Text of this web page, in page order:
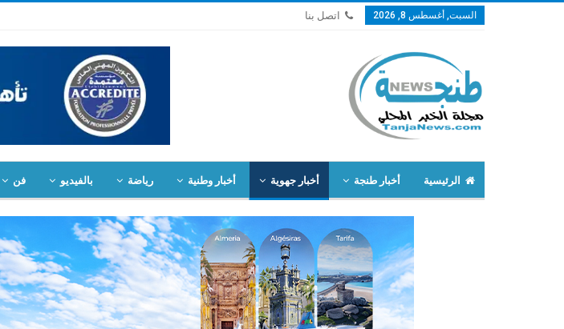
السبت, أغسطس 8, 2026 اتصل بنا
الرئيسية أخبار طنجة أخبار جهوية أخبار وطنية رياضة بالفيديو فن